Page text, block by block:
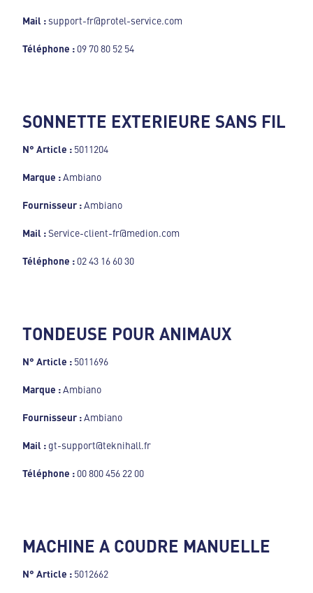
Mail : support-fr@protel-service.com
Téléphone : 09 70 80 52 54
SONNETTE EXTERIEURE SANS FIL
N° Article : 5011204
Marque :Ambiano
Fournisseur :Ambiano
Mail :Service-client-fr@medion.com
Téléphone : 02 43 16 60 30
TONDEUSE POUR ANIMAUX
N° Article : 5011696
Marque :Ambiano
Fournisseur :Ambiano
Mail : gt-support@teknihall.fr
Téléphone : 00 800 456 22 00
MACHINE A COUDRE MANUELLE
N° Article : 5012662